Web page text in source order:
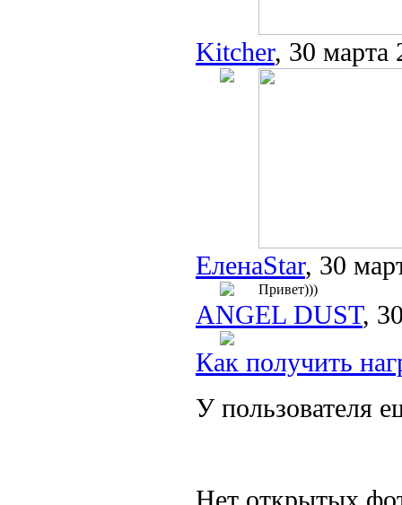
Kitcher, 30 марта
ЕленаStar, 30
Привет)))
ANGEL DUST,
Как получить
У пользователя